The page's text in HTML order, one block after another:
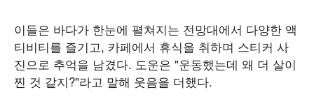
이들은 바다가 한눈에 펼쳐지는 전망대에서 다양한 액
티비티를 즐기고, 카페에서 휴식을 취하며 스티커 사
진으로 추억을 남겼다. 도운은 "운동했는데 왜 더 살이
찐 것 같지?"라고 말해 웃음을 더했다.